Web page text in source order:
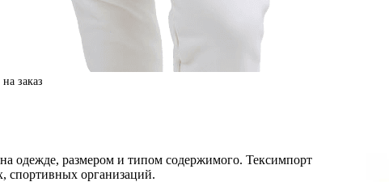
заказ
одежде, размером и типом содержимого. Тексимпорт
спортивных организаций.